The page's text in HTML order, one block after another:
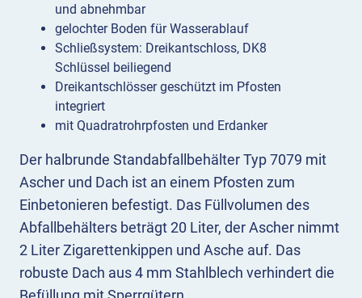
Der halbrunde Standabfallbehälter Typ 7079 mit
Ascher und Dach ist an einem Pfosten zum
Einbetonieren befestigt. Das Füllvolumen des
Abfallbehälters beträgt 20 Liter, der Ascher nimmt
2 Liter Zigarettenkippen und Asche auf. Das
robuste Dach aus 4 mm Stahlblech verhindert die
und abnehmbar
gelochter Boden für Wasserablauf
Schließsystem: Dreikantschloss, DK8
Schlüssel beiliegend
Dreikantschlösser geschützt im Pfosten
integriert
mit Quadratrohrpfosten und Erdanker